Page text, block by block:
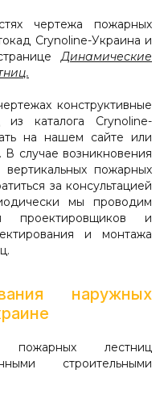
чертежа пожарных
Crynoline-Украина и
Динамические
конструктивные
каталога Crynoline-
на нашем сайте или
В случае возникновения
пожарных
за консультацией
мы проводим
проектировщиков и
и монтажа
наружных
пожарных лестниц
строительными